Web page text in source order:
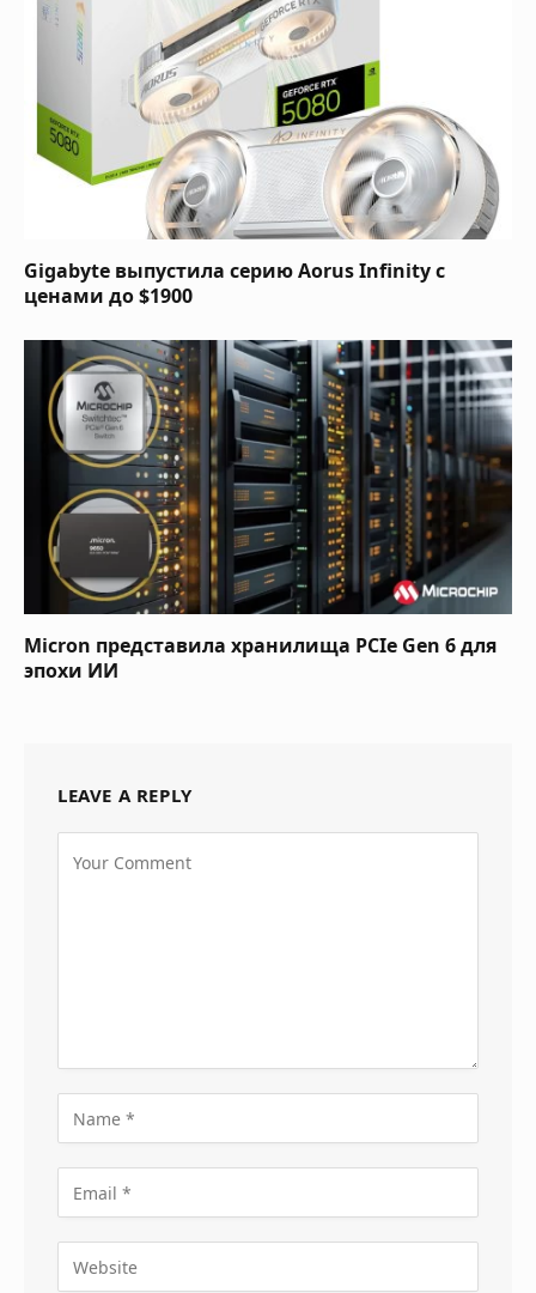
Gigabyte выпустила серию Aorus Infinity с
ценами до $1900
Micron представила хранилища PCIe Gen 6 для
эпохи ИИ
LEAVE A REPLY